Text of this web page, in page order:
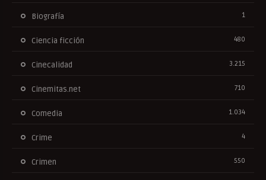
Biografía 1
Ciencia ficción 480
Cinecalidad 3.215
Cinemitas.net 710
Comedia 1.034
Crime 4
Crimen 550